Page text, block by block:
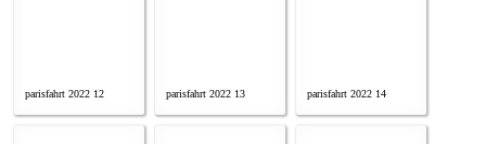
parisfahrt 2022 12 parisfahrt 2022 13 parisfahrt 2022 14